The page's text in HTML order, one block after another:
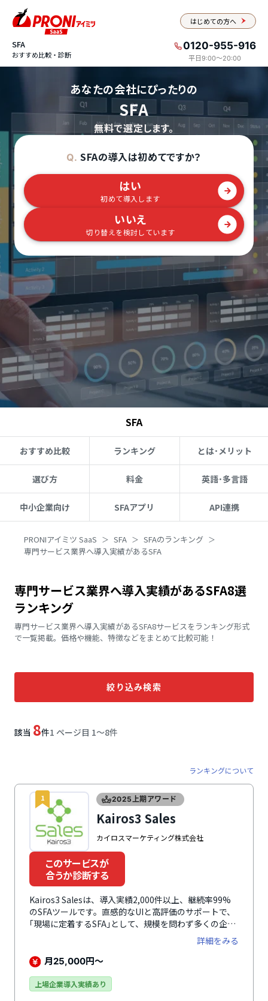
はじめての方へ
SFA
おすすめ比較・診断
0120-955-916
平日9:00〜20:00
あなたの会社にぴったりの
SFA
無料で選定します。
Q. SFAの導入は初めてですか？
はい
初めて導入します
いいえ
切り替えを検討しています
SFA
おすすめ比較 ランキング とは･メリット
選び方 料金 英語･多言語
中小企業向け SFAアプリ API連携
PRONIアイミツ SaaS SFA
SFAのランキング
専門サービス業界へ導入実績があるSFA
専門サービス業界へ導入実績があるSFA8選
ランキング
専門サービス業界へ導入実績があるSFA8サービスをランキング形式
で一覧掲載。価格や機能、特徴などをまとめて比較可能！
絞り込み検索
該当 8件1 ページ目 1〜8件
ランキングについて
1 2025上期アワード
Kairos3 Sales
カイロスマーケティング株式会社
このサービスが
合うか診断する
Kairos3 Salesは、導入実績2,000件以上、継続率99%
のSFAツールです。直感的なUIと高評価のサポートで、
｢現場に定着するSFA｣として、規模を問わず多くの企業
に選ばれています。商談の録画や音声をアップロードす
るだけで、AIがデータを整理してログを記録。外出先で
もスマホアプリからアクセスできるため、入力工数は最
データが自然に集まり、予実やパイプライン管理、日々
詳細をみる
月25,000円～
上場企業導入実績あり